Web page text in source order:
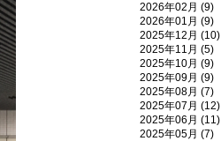
2026年02月 (9)
2026年01月 (9)
2025年12月 (10)
2025年11月 (5)
2025年10月 (9)
2025年09月 (9)
2025年08月 (7)
2025年07月 (12)
2025年06月 (11)
2025年05月 (7)